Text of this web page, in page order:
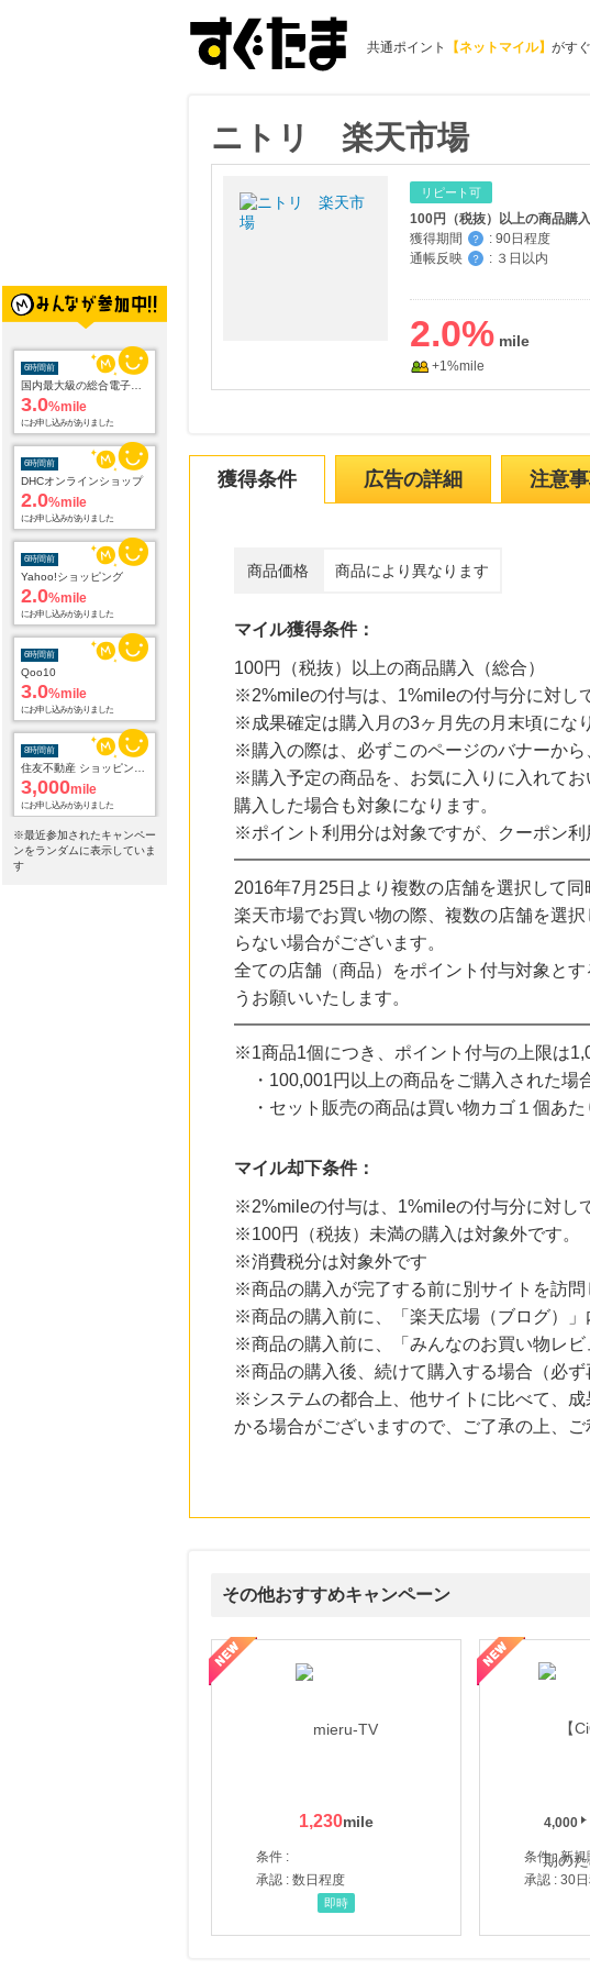
共通ポイント 【ネットマイル】 がす
国内最大級の総合電子書籍ストア ブックライブ
3.0%mile
DHCオンラインショップ
2.0%mile
Yahoo!ショッピング
2.0%mile
Qoo10
3.0%mile
住友不動産 ショッピングシティイオンカード（発行）
3,000 mile
にお申し込みがありました
9時間前
ブックオフオンライン販売
※最近参加されたキャンペー
ンをランダムに表示していま
す
ニトリ 楽天市場
リピート可
100円（税抜）以上の商品購入
獲得期間
？ : 90日程度
通帳反映
？ : ３日以内
2.0%
+1%mile
獲得条件 広告の詳細 注意
商品価格 商品により異なります
マイル獲得条件：
100円（税抜）以上の商品購入（総合）
※2%mileの付与は、1%mileの付与分に対し
※成果確定は購入月の3ヶ月先の月末頃にな
※購入の際は、必ずこのページのバナーから
※購入予定の商品を、お気に入りに入れて
購入した場合も対象になります。
※ポイント利用分は対象ですが、クーポン利
2016年7月25日より複数の店舗を選択して
楽天市場でお買い物の際、複数の店舗を選
らない場合がございます。
全ての店舗（商品）をポイント付与対象と
うお願いいたします。
※1商品1個につき、ポイント付与の上限は
・100,001円以上の商品をご購入された場
・セット販売の商品は買い物カゴ１個あた
マイル却下条件：
※2%mileの付与は、1%mileの付与分に対し
※100円（税抜）未満の購入は対象外です。
※消費税分は対象外です
※商品の購入が完了する前に別サイトを訪問
※商品の購入前に、「楽天広場（ブログ）
※商品の購入前に、「みんなのお買い物レ
※商品の購入後、続けて購入する場合（必ず
※システムの都合上、他サイトに比べて、
かる場合がございますので、ご了承の上、
その他おすすめキャンペーン
1,230
条件 :
承認 : 数日程度
即時
4,000
条件 : 新規
承認 : 30
【LOJEL公式サイト】スーツケース・バッグ
【ロデオドライブ】創業70年の信頼と高